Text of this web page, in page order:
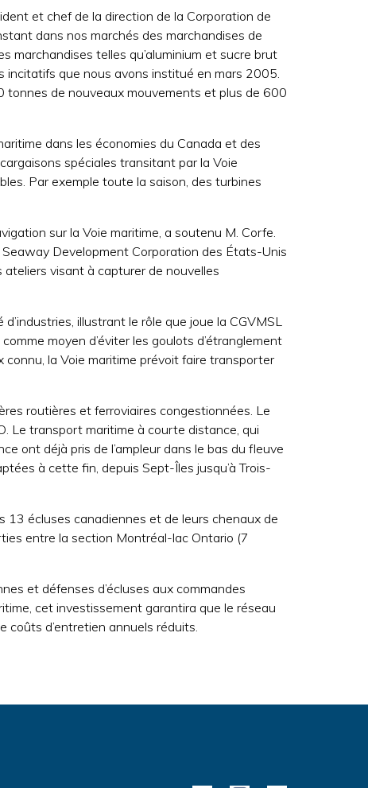
et chef de la direction de la Corporation de
dans nos marchés des marchandises de
marchandises telles qu’aluminium et sucre brut
incitatifs que nous avons institué en mars 2005.
de nouveaux mouvements et plus de 600
dans les économies du Canada et des
spéciales transitant par la Voie
Par exemple toute la saison, des turbines
sur la Voie maritime, a soutenu M. Corfe.
Development Corporation des États-Unis
visant à capturer de nouvelles
illustrant le rôle que joue la CGVMSL
moyen d’éviter les goulots d’étranglement
la Voie maritime prévoit faire transporter
routières et ferroviaires congestionnées. Le
Le transport maritime à courte distance, qui
ont déjà pris de l’ampleur dans le bas du fleuve
à cette fin, depuis Sept-Îles jusqu’à Trois-
13 écluses canadiennes et de leurs chenaux de
entre la section Montréal-lac Ontario (7
et défenses d’écluses aux commandes
cet investissement garantira que le réseau
coûts d’entretien annuels réduits.